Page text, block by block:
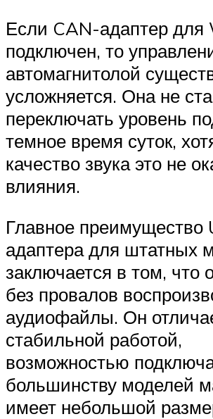
Если CAN-адаптер для
подключен, то
автомагнитолой
усложняется. Она не
переключать уровень
темное время суток,
качество звука это не
влияния.
Главное преимущество
адаптера для штатных
заключается в том, что
без провалов
аудиофайлы. Он
стабильной работой,
возможностью
большинству моделей
имеет небольшой